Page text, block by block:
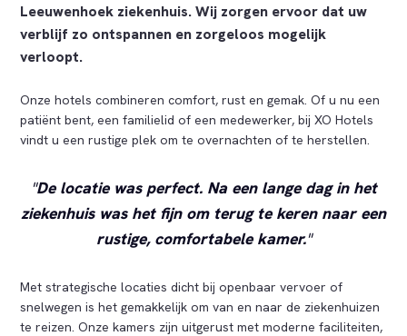
Leeuwenhoek ziekenhuis. Wij zorgen ervoor dat uw
verblijf zo ontspannen en zorgeloos mogelijk
verloopt.
Onze hotels combineren comfort, rust en gemak. Of u nu een
patiënt bent, een familielid of een medewerker, bij XO Hotels
vindt u een rustige plek om te overnachten of te herstellen.
De locatie was perfect. Na een lange dag in het
ziekenhuis was het fijn om terug te keren naar een
rustige, comfortabele kamer.
Met strategische locaties dicht bij openbaar vervoer of
snelwegen is het gemakkelijk om van en naar de ziekenhuizen
te reizen. Onze kamers zijn uitgerust met moderne faciliteiten,